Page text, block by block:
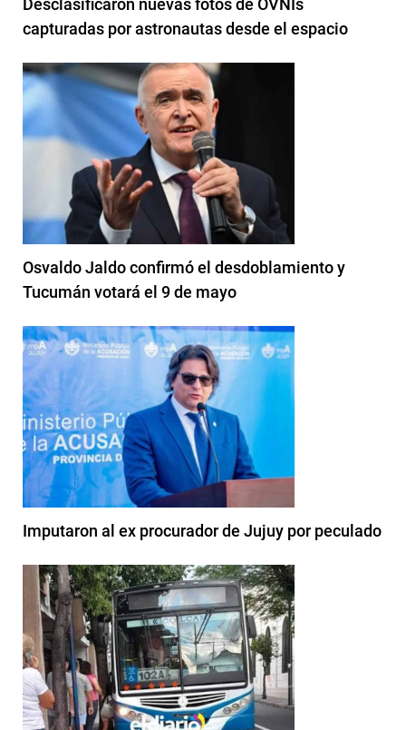
Desclasificaron nuevas fotos de OVNIs
capturadas por astronautas desde el espacio
Osvaldo Jaldo confirmó el desdoblamiento y
Tucumán votará el 9 de mayo
Imputaron al ex procurador de Jujuy por peculado